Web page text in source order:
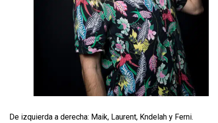
De izquierda a derecha: Maik, Laurent, Kndelah y Ferni.